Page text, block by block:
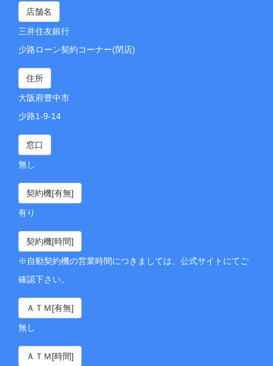
店舗名
三井住友銀行
少路ローン契約コーナー(閉店)
住所
大阪府豊中市
少路1-9-14
窓口
無し
契約機[有無]
有り
契約機[時間]
※自動契約機の営業時間につきましては、公式サイトにてご
確認下さい。
ＡＴＭ[有無]
無し
ＡＴＭ[時間]